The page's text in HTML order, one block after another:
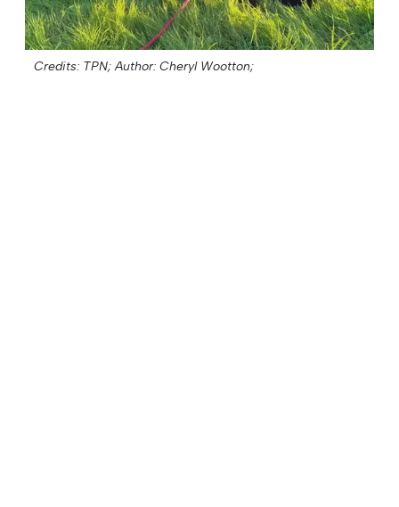
Credits: TPN; Author: Cheryl Wootton;